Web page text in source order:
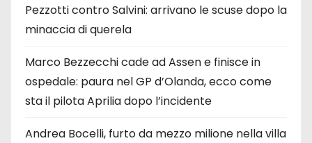
Pezzotti contro Salvini: arrivano le scuse dopo la
minaccia di querela
Marco Bezzecchi cade ad Assen e finisce in
ospedale: paura nel GP d’Olanda, ecco come
sta il pilota Aprilia dopo l’incidente
Andrea Bocelli, furto da mezzo milione nella villa